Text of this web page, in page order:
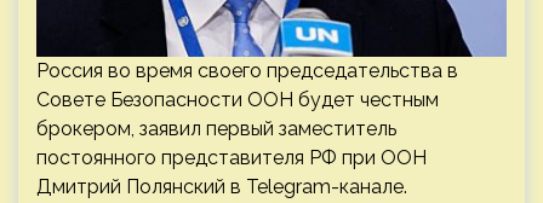
Россия во время своего председательства в
Совете Безопасности ООН будет честным
брокером, заявил первый заместитель
постоянного представителя РФ при ООН
Дмитрий Полянский в Telegram-канале.